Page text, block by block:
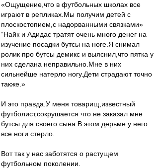
«Ощущение,что в футбольных школах все
играют в репликах.Мы получим детей с
плоскостопием,с надорванными связками»
“Найк и Адидас тратят очень много денег на
изучение посадки бутсы на ноге.Я снимал
ролик про бутсы демикс и выяснил,что пятка у
них сделана неправильно.Мне в них
сильнейше натерло ногу.Дети страдают точно
также.»
И это правда.У меня товарищ,известный
футболист,сокрушается что не заказал мне
бутсы для своего сына.В этом дерьме у него
все ноги стерло.
Вот так у нас заботятся о растущем
футбольном поколении.